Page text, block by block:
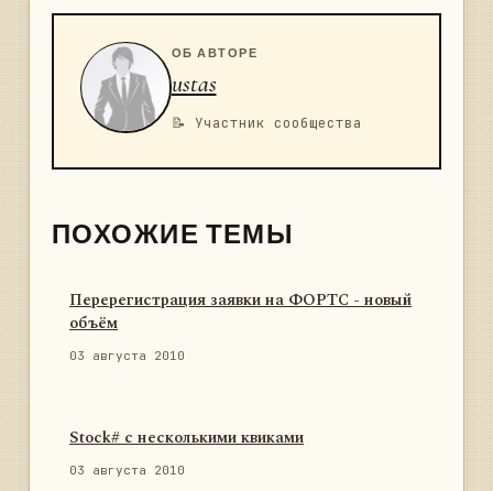
ОБ АВТОРЕ
ustas
📝 Участник сообщества
ПОХОЖИЕ ТЕМЫ
Перерегистрация заявки на ФОРТС - новый
объём
03 августа 2010
Stock# с несколькими квиками
03 августа 2010